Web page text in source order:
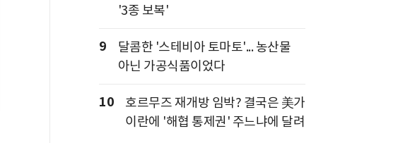
'3종 보복'
9
달콤한 '스테비아 토마토'... 농산물
아닌 가공식품이었다
10
호르무즈 재개방 임박? 결국은 美가
이란에 '해협 통제권' 주느냐에 달려